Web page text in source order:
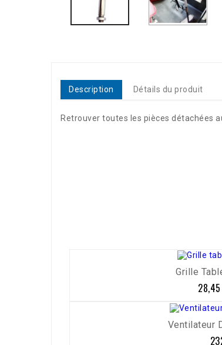
Description Détails du produit
Retrouver toutes les pièces détachées
Grille
Ventilateur